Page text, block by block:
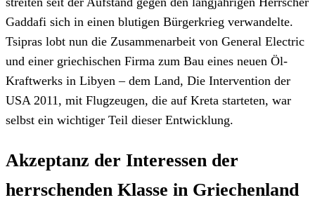
Gaddafi sich in einen blutigen Bürgerkrieg verwandelte.
Tsipras lobt nun die Zusammenarbeit von General Electric
und einer griechischen Firma zum Bau eines neuen Öl-
Kraftwerks in Libyen – dem Land, Die Intervention der
USA 2011, mit Flugzeugen, die auf Kreta starteten, war
selbst ein wichtiger Teil dieser Entwicklung.
Akzeptanz der Interessen der
herrschenden Klasse in Griechenland